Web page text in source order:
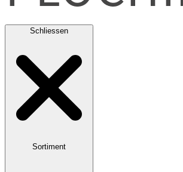
Schliessen
Sortiment